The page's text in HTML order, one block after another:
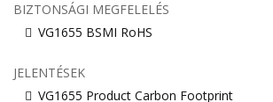
BIZTONSÁGI MEGFELELÉS
VG1655 BSMI RoHS
JELENTÉSEK
VG1655 Product Carbon Footprint